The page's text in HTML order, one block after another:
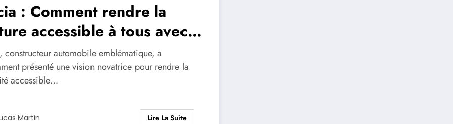
: Comment rendre la
accessible à tous avec
solutions innovantes
constructeur automobile emblématique, a
présenté une vision novatrice pour rendre la
accessible…
Martin Lire La Suite